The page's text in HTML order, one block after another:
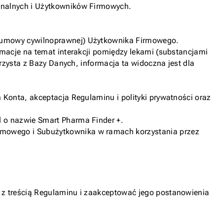
i Użytkowników Firmowych.
cywilnoprawnej) Użytkownika Firmowego.
na temat interakcji pomiędzy lekami (substancjami
z Bazy Danych, informacja ta widoczna jest dla
akceptacja Regulaminu i polityki prywatności oraz
nazwie Smart Pharma Finder +.
i Subużytkownika w ramach korzystania przez
treścią Regulaminu i zaakceptować jego postanowienia